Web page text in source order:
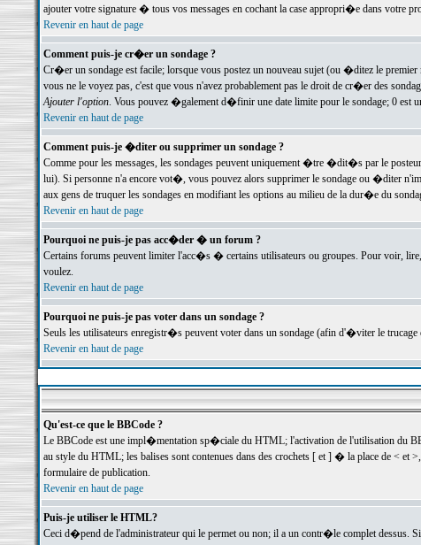
ajouter votre signature � tous vos messages en cochant la case appropri�e dans votre
Revenir en haut de page
Comment puis-je cr�er un sondage ?
Cr�er un sondage est facile; lorsque vous postez un nouveau sujet (ou �ditez le
vous ne le voyez pas, c'est que vous n'avez probablement pas le droit de cr�er des
Ajouter l'option. Vous pouvez �galement d�finir une date limite pour le sondage; 0 est
Revenir en haut de page
Comment puis-je �diter ou supprimer un sondage ?
Comme pour les messages, les sondages peuvent uniquement �tre �dit�s par le
lui). Si personne n'a encore vot�, vous pouvez alors supprimer le sondage ou �diter
aux gens de truquer les sondages en modifiant les options au milieu de la dur�e du
Revenir en haut de page
Pourquoi ne puis-je pas acc�der � un forum ?
Certains forums peuvent limiter l'acc�s � certains utilisateurs ou groupes. Pour voir,
voulez.
Revenir en haut de page
Pourquoi ne puis-je pas voter dans un sondage ?
Seuls les utilisateurs enregistr�s peuvent voter dans un sondage (afin d'�viter le
Revenir en haut de page
Qu'est-ce que le BBCode ?
Le BBCode est une impl�mentation sp�ciale du HTML; l'activation de l'utilisation du
au style du HTML; les balises sont contenues dans des crochets [ et ] � la place de <
formulaire de publication.
Revenir en haut de page
Puis-je utiliser le HTML?
Ceci d�pend de l'administrateur qui le permet ou non; il a un contr�le complet dessus.